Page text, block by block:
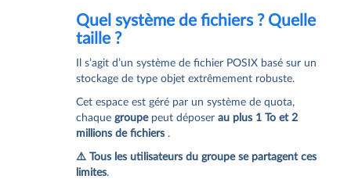
Quel système de fichiers ? Quelle
taille ?
Il s’agit d’un système de fichier POSIX basé sur un
stockage de type objet extrêmement robuste.
Cet espace est géré par un système de quota,
chaquegroupepeut déposerau plus 1 To et 2
millions de fichiers .
⚠️ Tous les utilisateurs du groupe se partagent ces
limites.